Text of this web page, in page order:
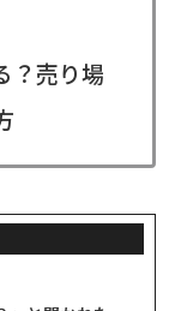
？売り場